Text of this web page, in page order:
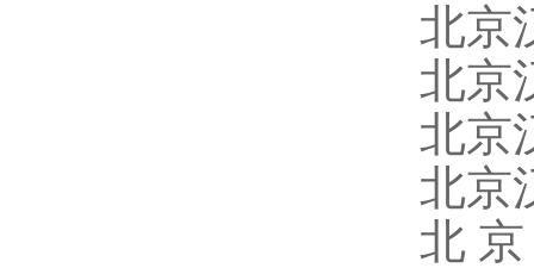
北京
北京
北京
北京
北